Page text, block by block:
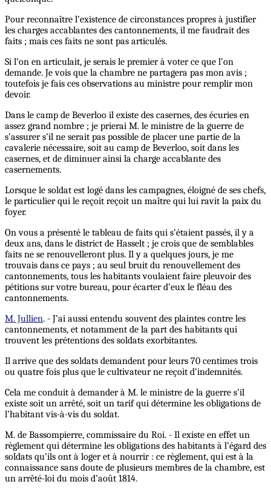
Pour reconnaître l’existence de circonstances propres à justifier
les charges accablantes des cantonnements, il me faudrait des
faits ; mais ces faits ne sont pas articulés.
Si l’on en articulait, je serais le premier à voter ce que l’on
demande. Je vois que la chambre ne partagera pas mon avis ;
toutefois je fais ces observations au ministre pour remplir mon
devoir.
Dans le camp de Beverloo il existe des casernes, des écuries en
assez grand nombre ; je prierai M. le ministre de la guerre de
s’assurer s’il ne serait pas possible de placer une partie de la
cavalerie nécessaire, soit au camp de Beverloo, soit dans les
casernes, et de diminuer ainsi la charge accablante des
casernements.
Lorsque le soldat est logé dans les campagnes, éloigné de ses chefs,
le particulier qui le reçoit reçoit un maître qui lui ravit la paix du
foyer.
On vous a présenté le tableau de faits qui s’étaient passés, il y a
deux ans, dans le district de Hasselt ; je crois que de semblables
faits ne se renouvelleront plus. Il y a quelques jours, je me
trouvais dans ce pays ; au seul bruit du renouvellement des
cantonnements, tous les habitants voulaient faire pleuvoir des
pétitions sur votre bureau, pour écarter d’eux le fléau des
cantonnements.
M. Jullien. - J’ai aussi entendu souvent des plaintes contre les
cantonnements, et notamment de la part des habitants qui
trouvent les prétentions des soldats exorbitantes.
Il arrive que des soldats demandent pour leurs 70 centimes trois
ou quatre fois plus que le cultivateur ne reçoit d’indemnités.
Cela me conduit à demander à M. le ministre de la guerre s’il
existe soit un arrêté, soit un tarif qui détermine les obligations de
l’habitant vis-à-vis du soldat.
M. de Bassompierre, commissaire du Roi. - Il existe en effet un
règlement qui détermine les obligations des habitants à l’égard des
soldats qu’ils ont à loger et à nourrir : ce règlement, qui est à la
connaissance sans doute de plusieurs membres de la chambre, est
un arrêté-loi du mois d’août 1814.